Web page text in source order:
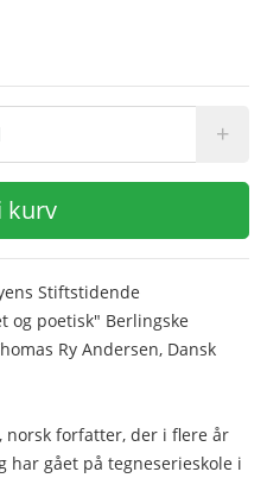
+
kurv
Stiftstidende
poetisk" Berlingske
Ry Andersen, Dansk
norsk forfatter, der i flere år
har gået på tegneserieskole i